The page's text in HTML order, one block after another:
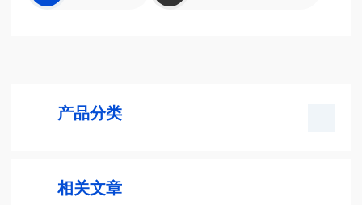
产品分类
相关文章